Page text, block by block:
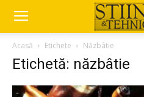
Acasă Etichete Năzbâtie
Etichetă: năzbâtie